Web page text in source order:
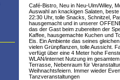
Café-Bistro, Neu in Neu-Ulm/Wiley,
Auswahl an knackigen Salaten,
22:30 Uhr, tolle Snacks, Schnitzel,
hausgemacht und in unserer
das der Gast beim zubereiten der
Kaffee, hausgemachte Kuchen und
Eis. Ein Ambiente das seines
vielen Grünpflanzen, tolle Aussicht.
verfügt über eine 4 Meter hohe
WLAN/internet Nutzung im
Terrasse, Nebenraum für
Weihnachtsfeiern. Immer wieder
Tanzveranstaltungen